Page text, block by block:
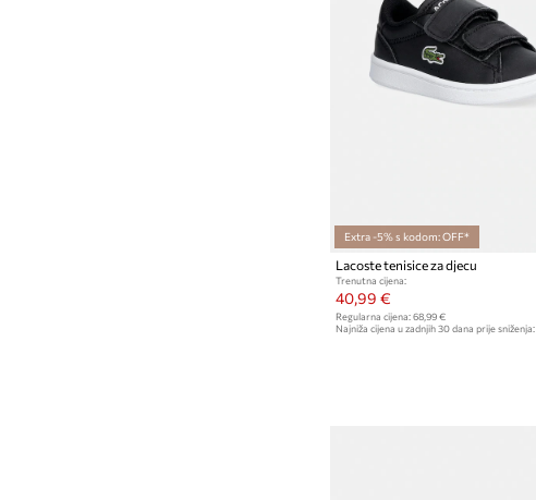
Extra -5% s kodom: OFF*
Lacoste tenisice za djecu
Trenutna cijena:
40,99 €
Regularna cijena: 68,99 €
Najniža cijena u zadnjih 30 dana prije sniženja: